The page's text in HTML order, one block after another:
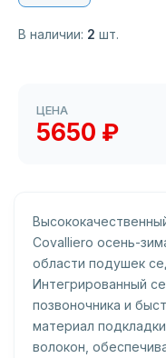
В наличии: 2 шт.
ЦЕНА
5650 ₽
Covalliero осень-
области подушек
Интегрированный
позвоночника и
материал
волокон,